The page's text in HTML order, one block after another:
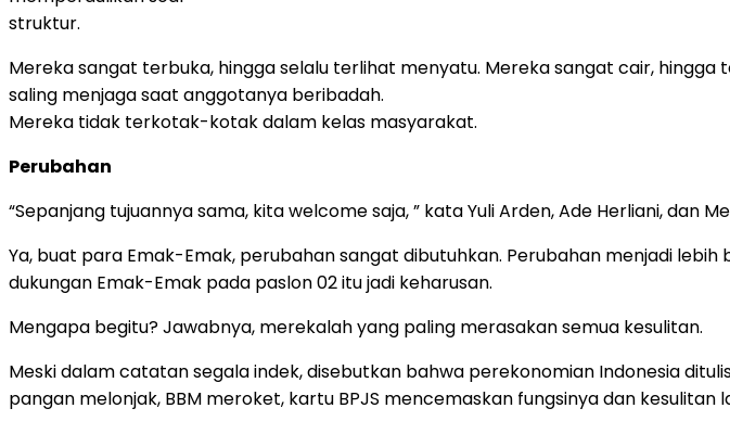
struktur.
Mereka sangat terbuka, hingga selalu terlihat menyatu. Mereka sangat cair,
saling menjaga saat anggotanya beribadah.
Mereka tidak terkotak-kotak dalam kelas masyarakat.
Perubahan
“Sepanjang tujuannya sama, kita welcome saja, ” kata Yuli Arden, Ade Herliani, dan
Ya, buat para Emak-Emak, perubahan sangat dibutuhkan. Perubahan menjadi
dukungan Emak-Emak pada paslon 02 itu jadi keharusan.
Mengapa begitu? Jawabnya, merekalah yang paling merasakan semua kesulitan.
Meski dalam catatan segala indek, disebutkan bahwa perekonomian Indonesia
pangan melonjak, BBM meroket, kartu BPJS mencemaskan fungsinya dan kesulitan